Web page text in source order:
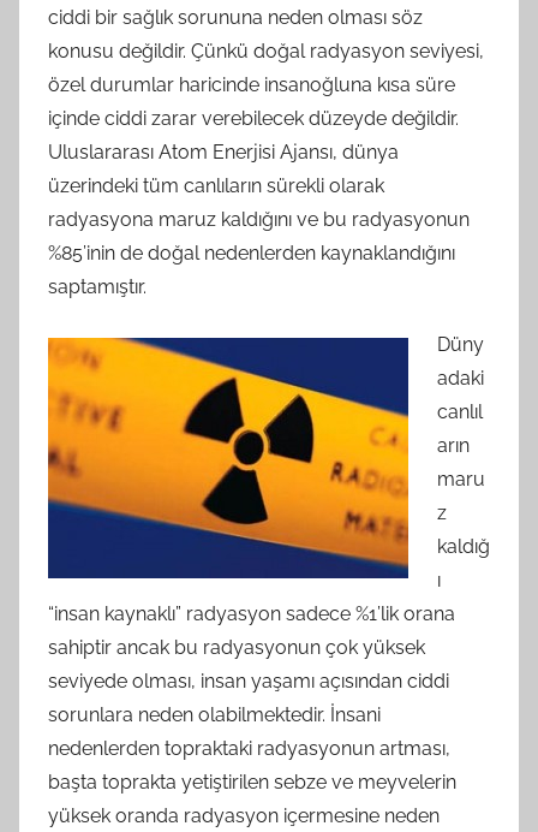
ciddi bir sağlık sorununa neden olması söz
konusu değildir. Çünkü doğal radyasyon seviyesi,
özel durumlar haricinde insanoğluna kısa süre
içinde ciddi zarar verebilecek düzeyde değildir.
Uluslararası Atom Enerjisi Ajansı, dünya
üzerindeki tüm canlıların sürekli olarak
radyasyona maruz kaldığını ve bu radyasyonun
%85’inin de doğal nedenlerden kaynaklandığını
saptamıştır.
Düny
adaki
canlıl
arın
maru
z
kaldığ
ı
“insan kaynaklı” radyasyon sadece %1’lik orana
sahiptir ancak bu radyasyonun çok yüksek
seviyede olması, insan yaşamı açısından ciddi
sorunlara neden olabilmektedir. İnsani
nedenlerden topraktaki radyasyonun artması,
başta toprakta yetiştirilen sebze ve meyvelerin
yüksek oranda radyasyon içermesine neden